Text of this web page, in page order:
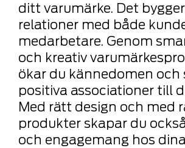
ditt varumärke. Det
relationer med både
medarbetare. Genom
och kreativ
ökar du kännedomen och
positiva associationer till
Med rätt design och med
produkter skapar du
och engagemang hos dina